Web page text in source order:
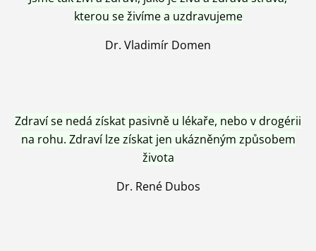
kterou se živíme a uzdravujeme
Dr. Vladimír Domen
Zdraví se nedá získat pasivně u lékaře, nebo v drogérii
na rohu. Zdraví lze získat jen ukázněným způsobem
života
Dr. René Dubos